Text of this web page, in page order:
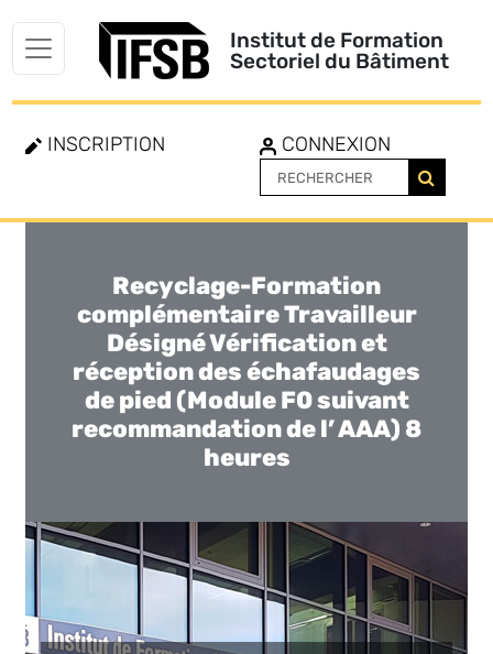
Institut de Formation
Sectoriel du Bâtiment
INSCRIPTION CONNEXION
Toggle
navigation
Recyclage-Formation
complémentaire Travailleur
Désigné Vérification et
réception des échafaudages
de pied (Module F0 suivant
recommandation de l’ AAA) 8
heures